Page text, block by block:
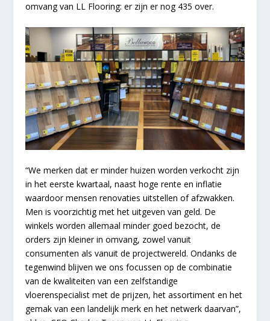
omvang van LL Flooring: er zijn er nog 435 over.
“We merken dat er minder huizen worden verkocht zijn
in het eerste kwartaal, naast hoge rente en inflatie
waardoor mensen renovaties uitstellen of afzwakken.
Men is voorzichtig met het uitgeven van geld. De
winkels worden allemaal minder goed bezocht, de
orders zijn kleiner in omvang, zowel vanuit
consumenten als vanuit de projectwereld. Ondanks de
tegenwind blijven we ons focussen op de combinatie
van de kwaliteiten van een zelfstandige
vloerenspecialist met de prijzen, het assortiment en het
gemak van een landelijk merk en het netwerk daarvan”,